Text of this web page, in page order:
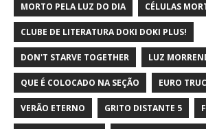
MORTO PELA LUZ DO DIA CÉLULAS
CLUBE DE LITERATURA DOKI DOKI PLUS!
DON'T STARVE TOGETHER LUZ
QUE É COLOCADO NA SEÇÃO EURO
VERÃO ETERNO GRITO DISTANTE 5